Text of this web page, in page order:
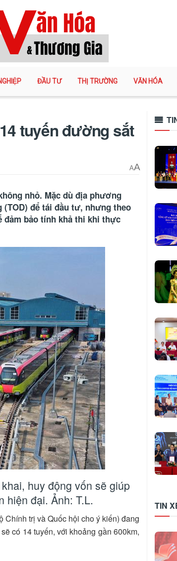
ĐẦU TƯ THỊ TRƯỜNG VĂN HÓA
tuyến đường sắt
AA
nhỏ. Mặc dù địa phương
để tái đầu tư, nhưng theo
đảm bảo tính khả thi khi thực
huy động vốn sẽ giúp
hiện đại. Ảnh: T.L.
trị và Quốc hội cho ý kiến) đang
có 14 tuyến, với khoảng gần 600km,
TIN